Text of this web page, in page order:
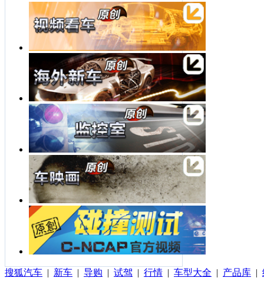
搜狐汽车 | 新车 | 导购 | 试驾 | 行情 | 车型大全 | 产品库 |